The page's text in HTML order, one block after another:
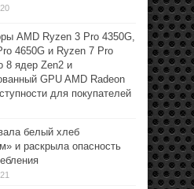
AMD Ryzen 3 Pro 4350G,
4650G и Ryzen 7 Pro
8 ядер Zen2 и
GPU AMD Radeon
для покупателей
белый хлеб
и раскрыла опасность